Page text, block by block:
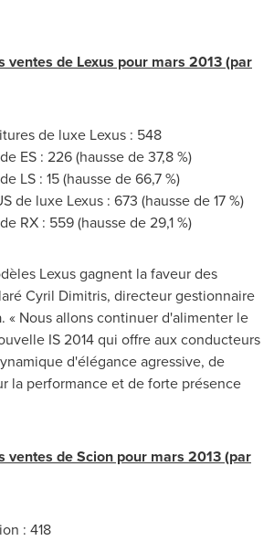
ventes de Lexus pour mars 2013 (par
de luxe Lexus : 548
ES : 226 (hausse de 37,8 %)
LS : 15 (hausse de 66,7 %)
de luxe Lexus : 673 (hausse de 17 %)
RX : 559 (hausse de 29,1 %)
Lexus gagnent la faveur des
Cyril Dimitris, directeur gestionnaire
. « Nous allons continuer d'alimenter le
IS 2014 qui offre aux conducteurs
d'élégance agressive, de
la performance et de forte présence
ventes de Scion pour mars 2013 (par
: 418